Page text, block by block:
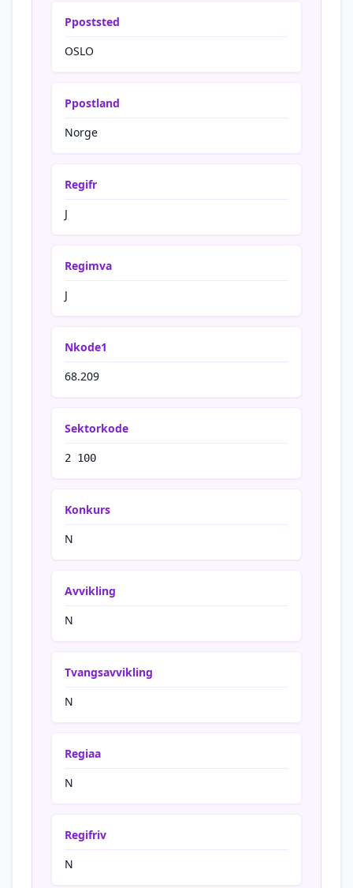
Ppoststed
OSLO
Ppostland
Norge
Regifr
J
Regimva
J
Nkode1
68.209
Sektorkode
2 100
Konkurs
N
Avvikling
N
Tvangsavvikling
N
Regiaa
N
Regifriv
N